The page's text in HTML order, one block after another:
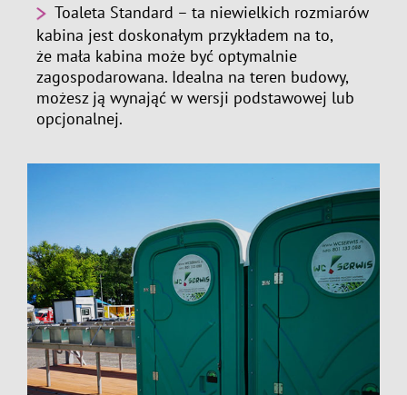
Toaleta Standard – ta niewielkich rozmiarów
kabina jest doskonałym przykładem na to,
że mała kabina może być optymalnie
zagospodarowana. Idealna na teren budowy,
możesz ją wynająć w wersji podstawowej lub
opcjonalnej.